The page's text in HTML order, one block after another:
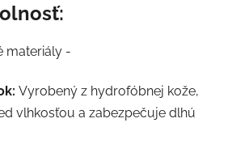
materiály -
Vyrobený z hydrofóbnej kože,
vlhkosťou a zabezpečuje dlhú